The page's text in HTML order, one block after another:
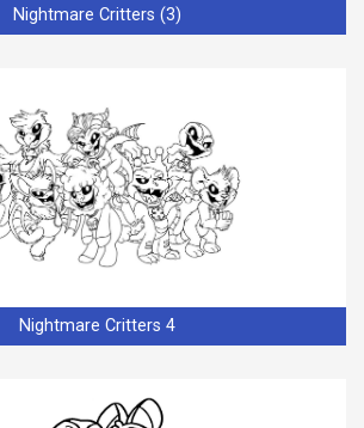
Nightmare Critters (3)
Nightmare Critters 4